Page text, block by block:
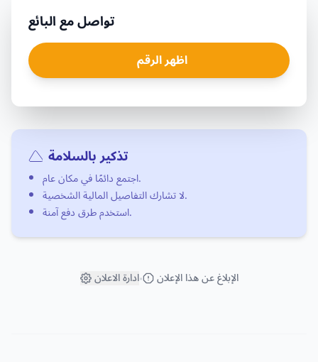
تواصل مع البائع
اظهر الرقم
تذكير بالسلامة
اجتمع دائمًا في مكان عام.
لا تشارك التفاصيل المالية الشخصية.
استخدم طرق دفع آمنة.
ادارة الاعلان• الإبلاغ عن هذا الإعلان